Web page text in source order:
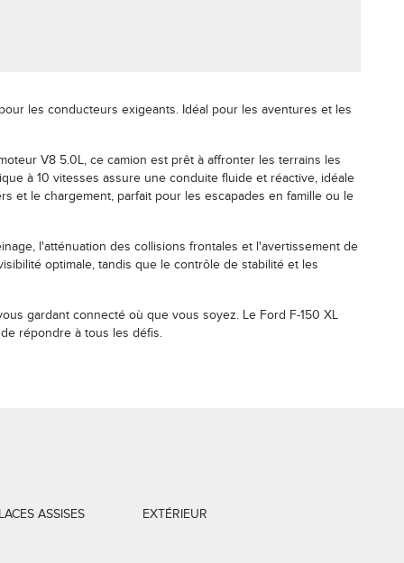
les conducteurs exigeants. Idéal pour les aventures et les
V8 5.0L, ce camion est prêt à affronter les terrains les
à 10 vitesses assure une conduite fluide et réactive, idéale
et le chargement, parfait pour les escapades en famille ou le
l'atténuation des collisions frontales et l'avertissement de
optimale, tandis que le contrôle de stabilité et les
gardant connecté où que vous soyez. Le Ford F-150 XL
répondre à tous les défis.
ASSISES EXTÉRIEUR